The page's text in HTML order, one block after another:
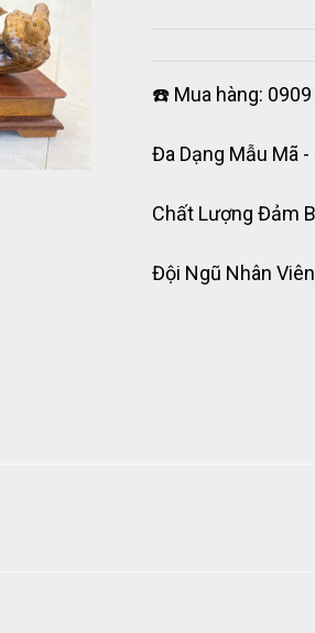
☎️ Mua hàng:
Đa Dạng Mẫu Mã -
Chất Lượng Đảm
Đội Ngũ Nhân